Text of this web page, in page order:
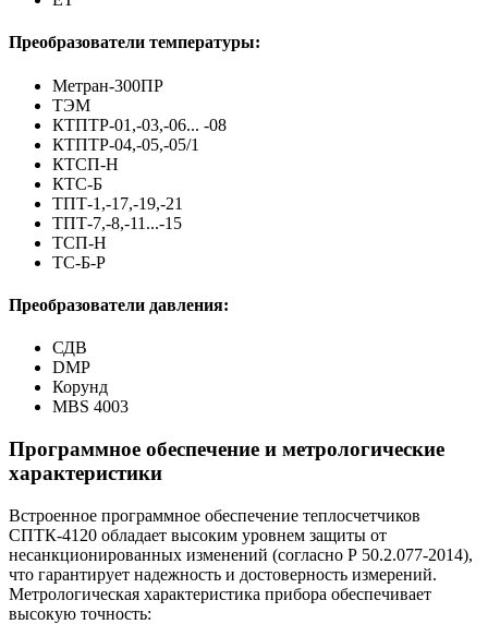
Преобразователи температуры:
Метран-300ПР
ТЭМ
КТПТР-01,-03,-06... -08
КТПТР-04,-05,-05/1
КТСП-Н
КТС-Б
ТПТ-1,-17,-19,-21
ТПТ-7,-8,-11...-15
ТСП-Н
ТС-Б-Р
Преобразователи давления:
СДВ
DMP
Корунд
MBS 4003
Программное обеспечение и метрологические
характеристики
Встроенное программное обеспечение теплосчетчиков
СПТК-4120 обладает высоким уровнем защиты от
несанкционированных изменений (согласно Р 50.2.077-2014),
что гарантирует надежность и достоверность измерений.
Метрологическая характеристика прибора обеспечивает
высокую точность: